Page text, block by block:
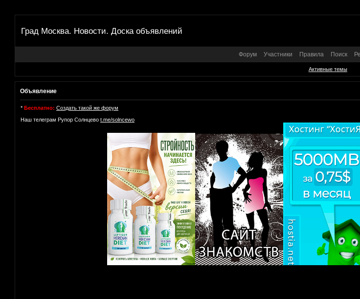
Град Москва. Новости. Доска объявлений
Форум Участники Правила Поиск
Активные темы
Объявление
* Бесплатно: Создать такой же форум
Наш телеграм Рупор Солнцево t.me/solncewo